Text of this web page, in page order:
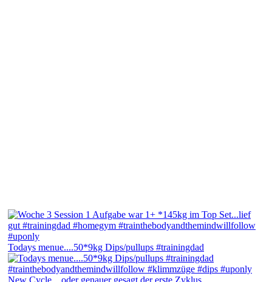
Todays menue....50*9kg Dips/pullups #trainingdad
New Cycle....oder genauer gesagt der erste Zyklus